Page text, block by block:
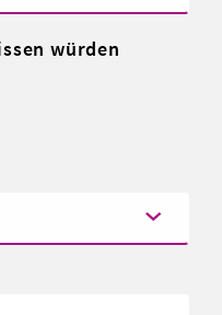
würden